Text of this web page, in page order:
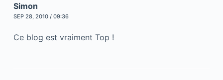
Simon
SEP 28, 2010 / 09:36
Ce blog est vraiment Top !